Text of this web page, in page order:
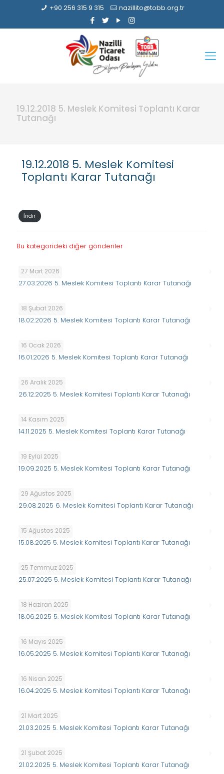
+90 256 315 9 315 nazillito@tobb.org.tr
19.12.2018 5. Meslek Komitesi Toplantı Karar
Tutanağı
19.12.2018 5. Meslek Komitesi
Toplantı Karar Tutanağı
İndir
Bu kategorideki diğer gönderiler
27 Mart 2026
27.03.2026 5. Meslek Komitesi Toplantı Karar Tutanağı
18 Şubat 2026
18.02.2026 5. Meslek Komitesi Toplantı Karar Tutanağı
16 Ocak 2026
16.01.2026 5. Meslek Komitesi Toplantı Karar Tutanağı
26 Aralık 2025
26.12.2025 5. Meslek Komitesi Toplantı Karar Tutanağı
14 Kasım 2025
14.11.2025 5. Meslek Komitesi Toplantı Karar Tutanağı
19 Eylül 2025
19.09.2025 5. Meslek Komitesi Toplantı Karar Tutanağı
29 Ağustos 2025
29.08.2025 6. Meslek Komitesi Toplantı Karar Tutanağı
15 Ağustos 2025
15.08.2025 5. Meslek Komitesi Toplantı Karar Tutanağı
25 Temmuz 2025
25.07.2025 5. Meslek Komitesi Toplantı Karar Tutanağı
18 Haziran 2025
18.06.2025 5. Meslek Komitesi Toplantı Karar Tutanağı
16 Mayıs 2025
16.05.2025 5. Meslek Komitesi Toplantı Karar Tutanağı
16 Nisan 2025
16.04.2025 5. Meslek Komitesi Toplantı Karar Tutanağı
21 Mart 2025
21.03.2025 5. Meslek Komitesi Toplantı Karar Tutanağı
21 Şubat 2025
21.02.2025 5. Meslek Komitesi Toplantı Karar Tutanağı